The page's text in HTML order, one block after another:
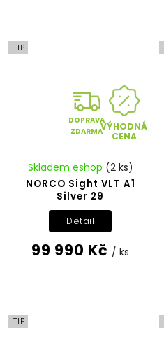
TIP
DOPRAVA
ZDARMAVÝHODNÁ
CENA
NORCO Sight VLT A1
Silver 29
Skladem eshop (2 ks)
99 990 Kč / ks
Detail
TIP